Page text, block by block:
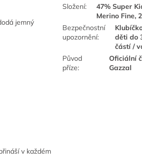
jemný
v každém
Složení:
47% Super
Merino Fine,
Bezpečnostní
upozornění:
děti do
částí /
Původ
příze:
Oficiální
Gazzal